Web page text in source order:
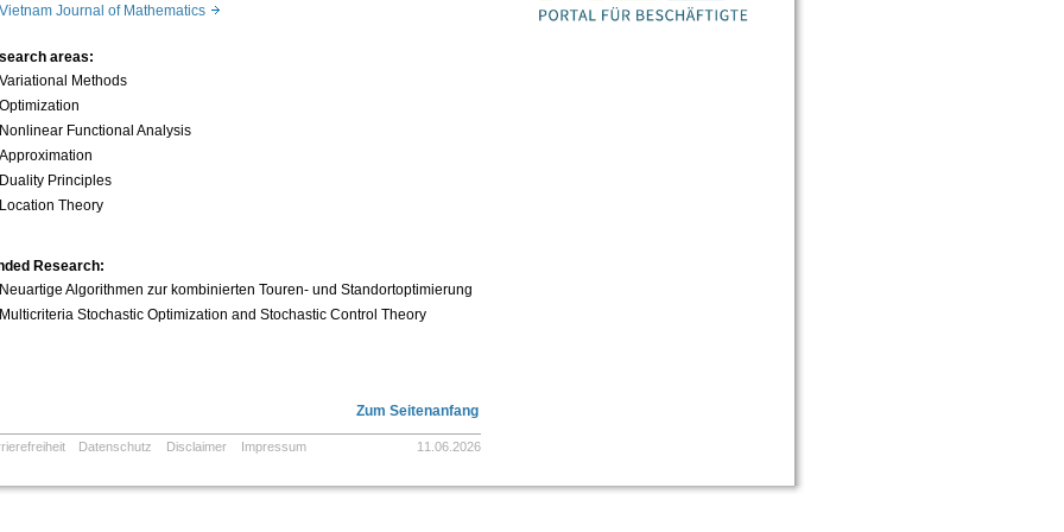
Vietnam Journal of Mathematics
areas:
Variational Methods
Optimization
Nonlinear Functional Analysis
Approximation
Duality Principles
Location Theory
Research:
Neuartige Algorithmen zur kombinierten Touren- und Standortoptimierung
Multicriteria Stochastic Optimization and Stochastic Control Theory
Zum Seitenanfang
Datenschutz Disclaimer Impressum 11.06.2026